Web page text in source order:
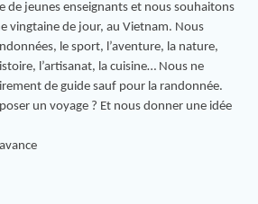
de jeunes enseignants et nous souhaitons
vingtaine de jour, au Vietnam. Nous
le sport, l’aventure, la nature,
l’artisanat, la cuisine… Nous ne
de guide sauf pour la randonnée.
un voyage ? Et nous donner une idée